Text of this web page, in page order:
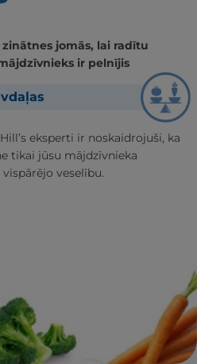
jomās, lai radītu
ir pelnījis
eksperti ir noskaidrojuši, ka
tikai jūsu mājdzīvnieka
veselību.